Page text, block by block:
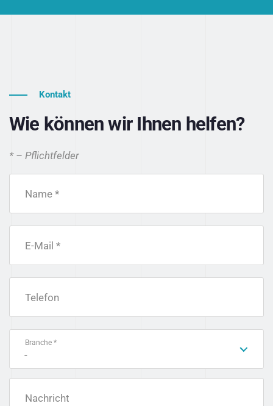
Kontakt
Wie können wir Ihnen helfen?
* – Pflichtfelder
Name *
E-Mail *
Telefon
Branche *
-
Nachricht